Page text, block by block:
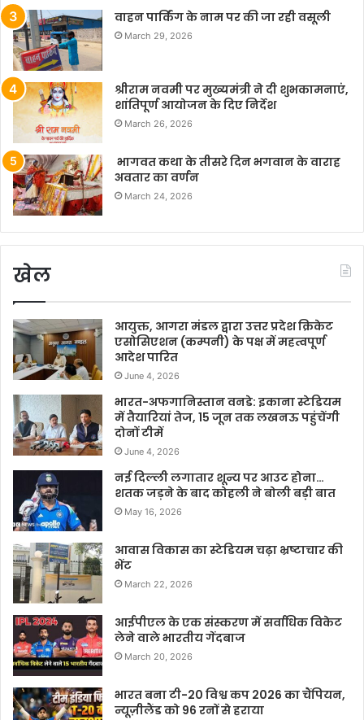
वाहन पार्किंग के नाम पर की जा रही वसूली
March 29, 2026
श्रीराम नवमी पर मुख्यमंत्री ने दी शुभकामनाएं,
शांतिपूर्ण आयोजन के दिए निर्देश
March 26, 2026
भागवत कथा के तीसरे दिन भगवान के वाराह
अवतार का वर्णन
March 24, 2026
खेल
आयुक्त, आगरा मंडल द्वारा उत्तर प्रदेश क्रिकेट
एसोसिएशन (कम्पनी) के पक्ष में महत्वपूर्ण
आदेश पारित
June 4, 2026
भारत-अफगानिस्तान वनडे: इकाना स्टेडियम
में तैयारियां तेज, 15 जून तक लखनऊ पहुंचेंगी
दोनों टीमें
June 4, 2026
नई दिल्ली लगातार शून्य पर आउट होना…
शतक जड़ने के बाद कोहली ने बोली बड़ी बात
May 16, 2026
आवास विकास का स्टेडियम चढ़ा भ्रष्टाचार की
भेंट
March 22, 2026
आईपीएल के एक संस्करण में सर्वाधिक विकेट
लेने वाले भारतीय गेंदबाज
March 20, 2026
भारत बना टी-20 विश्व कप 2026 का चैंपियन,
न्यूज़ीलैंड को 96 रनों से हराया